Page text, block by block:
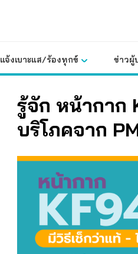
แจ้งเบาะแส/ร้องทุกข์ ข่าวผู้
รู้จัก หน้ากาก
บริโภคจาก